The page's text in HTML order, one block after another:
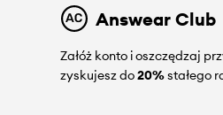
Answear Club
Załóż konto i oszczędzaj
zyskujesz do20%stałego